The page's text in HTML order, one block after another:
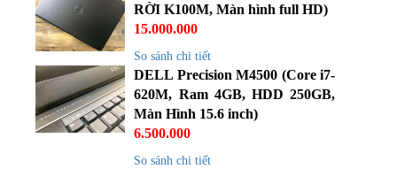
RỜI K100M, Màn hình full HD)
15.000.000
So sánh chi tiết
DELL Precision M4500 (Core i7-
620M, Ram 4GB, HDD 250GB,
Màn Hình 15.6 inch)
6.500.000
So sánh chi tiết